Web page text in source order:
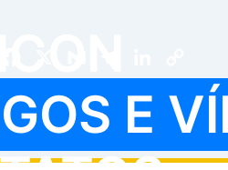
E
da Atricon
Link
da Associação Nacional
no dia 25 de fevereiro de
do Brasil (Atricon), realizada